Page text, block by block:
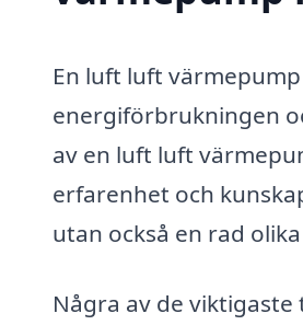
En luft luft
energiförbrukningen
av en luft luft
erfarenhet och
utan också en rad
Några av de